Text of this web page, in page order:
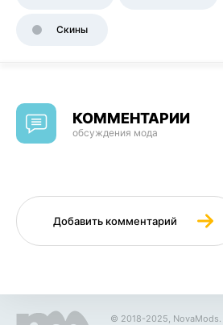
Скины
КОММЕНТАРИИ
обсуждения мода
Добавить комментарий
© 2018-2025, NovaMods.